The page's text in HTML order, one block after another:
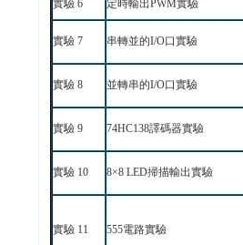
實驗6 定時輸出PWM實驗
實驗7 串轉並的I/O口實驗
實驗8 並轉串的I/O口實驗
實驗9 74HC138譯碼器實驗
實驗10 8×8 LED掃描輸出實驗
實驗11 555電路實驗